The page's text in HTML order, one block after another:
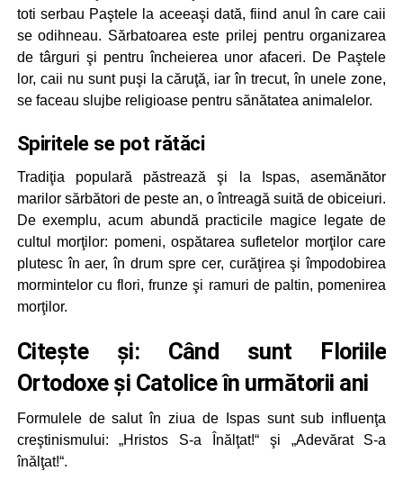
toti serbau Paştele la aceeaşi dată, fiind anul în care caii
se odihneau. Sărbatoarea este prilej pentru organizarea
de târguri şi pentru încheierea unor afaceri. De Paştele
lor, caii nu sunt puşi la căruţă, iar în trecut, în unele zone,
se faceau slujbe religioase pentru sănătatea animalelor.
Spiritele se pot rătăci
Tradiţia populară păstrează şi la Ispas, asemănător
marilor sărbători de peste an, o întreagă suită de obiceiuri.
De exemplu, acum abundă practicile magice legate de
cultul morţilor: pomeni, ospătarea sufletelor morţilor care
plutesc în aer, în drum spre cer, curăţirea şi împodobirea
mormintelor cu flori, frunze şi ramuri de paltin, pomenirea
morţilor.
Citește și: Când sunt Floriile
Ortodoxe și Catolice în următorii ani
Formulele de salut în ziua de Ispas sunt sub influenţa
creştinismului: „Hristos S-a Înălţat!“ şi „Adevărat S-a
înălţat!“.